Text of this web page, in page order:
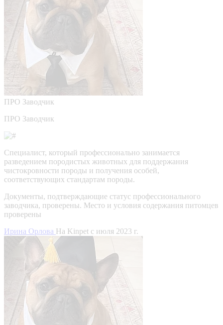
ПРО Заводчик
ПРО Заводчик
Специалист, который профессионально занимается
разведением породистых животных для поддержания
чистокровности породы и получения особей,
соответствующих стандартам породы.
Документы, подтверждающие статус профессионального
заводчика, проверены. Место и условия содержания питомцев
проверены
Ирина Орлова На Kinpet c июля 2023 г.